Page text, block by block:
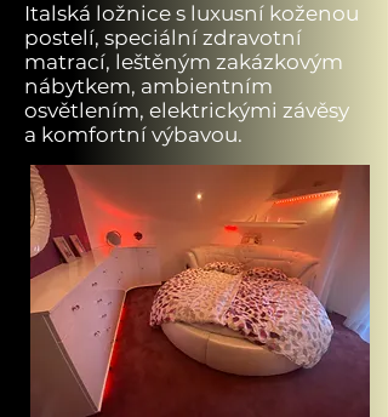
Italská ložnice s luxusní koženou
postelí, speciální zdravotní
matrací, leštěným zakázkovým
nábytkem, ambientním
osvětlením, elektrickými závěsy
a komfortní výbavou.